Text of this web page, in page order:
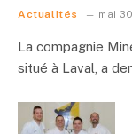
Actualités mai
La compagnie
situé à Laval, a